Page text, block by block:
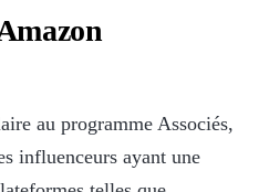
au programme Associés,
influenceurs ayant une